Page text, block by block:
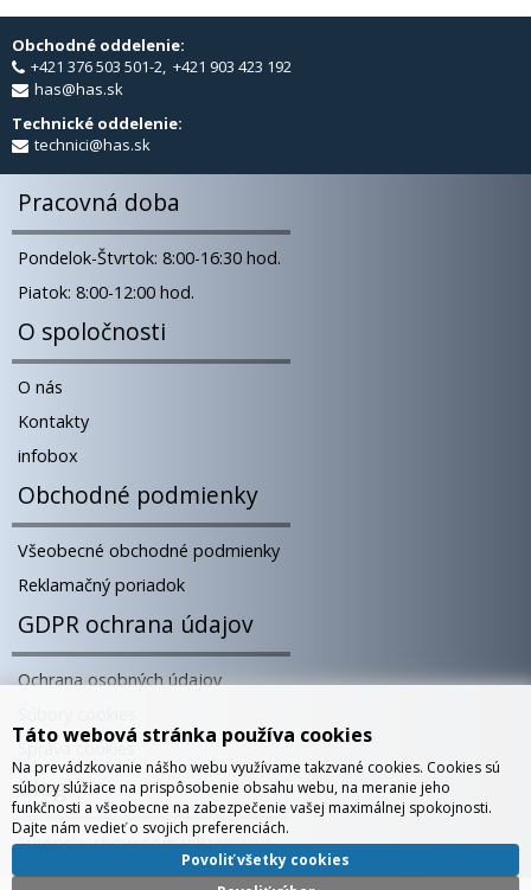
Obchodné oddelenie:
+421 376 503 501-2, +421 903 423 192
has@has.sk
Technické oddelenie:
technici@has.sk
Pracovná doba
Pondelok-Štvrtok: 8:00-16:30 hod.
Piatok: 8:00-12:00 hod.
O spoločnosti
O nás
Kontakty
infobox
Obchodné podmienky
Všeobecné obchodné podmienky
Reklamačný poriadok
GDPR ochrana údajov
Ochrana osobných údajov
Správa cookies
Blog
Európsky showroom v Bratislave
Táto webová stránka používa cookies
Na prevádzkovanie nášho webu využívame takzvané cookies. Cookies sú
súbory slúžiace na prispôsobenie obsahu webu, na meranie jeho
funkčnosti a všeobecne na zabezpečenie vašej maximálnej spokojnosti.
Dajte nám vedieť o svojich preferenciách.
Povoliť všetky cookies